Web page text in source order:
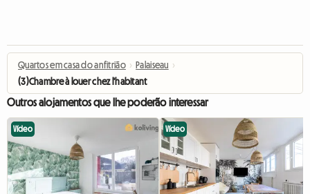
Quartos em casa do anfitrião › Palaiseau ›
(3)Chambre à louer chez l'habitant
Outros alojamentos que lhe poderão interessar
Vídeo Vídeo